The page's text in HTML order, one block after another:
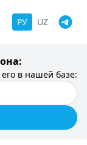
РУ UZ
в нашей базе: